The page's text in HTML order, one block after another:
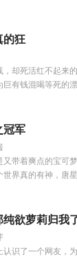
的狂
，却死活红不起来
巨有钱混喝等死的
冠军
又带着爽点的宝可
世界真的有神，唐
欲萝莉归我
认识了一个网友，